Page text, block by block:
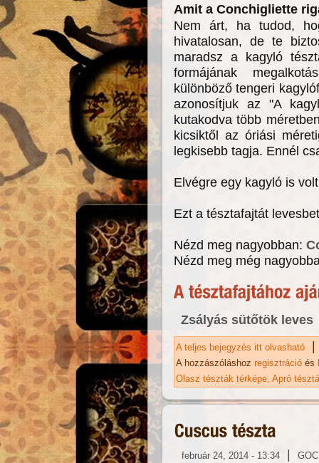
Amit a Conchigliette
Nem árt, ha tudod,
hivatalosan, de te
maradsz a kagyló
formájának
különböző tengeri
azonosítjuk az "A
kutakodva több
kicsiktől az óriási
legkisebb tagja. Ennél
Elvégre egy kagyló is
Ezt a tésztafajtát
Nézd meg nagyobban:
Nézd meg még
Zsályás sütőtök leves
A teljes bejegyzés itt olvasható |
A hozzászóláshoz regisztráció és
Olasz tészták térképe Apró
február 24, 2014 - 13:34 |